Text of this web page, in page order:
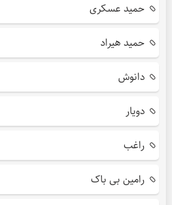
حمید عسکری
حمید هیراد
دانوش
دویار
راغب
رامین بی باک